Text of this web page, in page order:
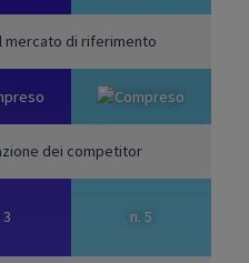
mercato di riferimento
dei competitor
3 n. 5